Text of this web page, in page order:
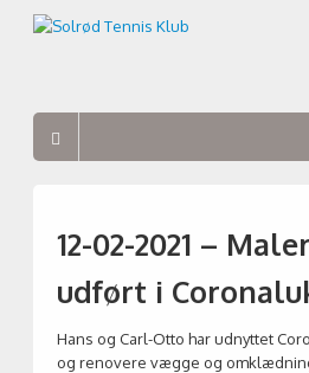
12-02-2021 –
udført i
Hans og Carl-Otto har udnyttet
og renovere vægge og